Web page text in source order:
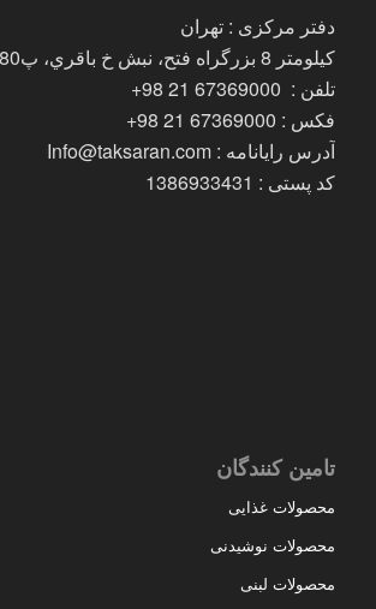
دفتر مرکزی : تهران
کیلومتر 8 بزرگراه فتح، نبش خ باقري، پ780
تلفن : 67369000 21 98+
فکس : 67369000 21 98+
آدرس رایانامه : Info@taksaran.com
کد پستی : 1386933431
تامین کنندگان
محصولات غذایی
محصولات نوشیدنی
محصولات لبنی